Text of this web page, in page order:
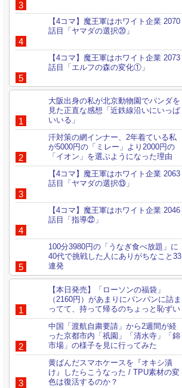
【4コマ】魔王軍はホワイト企業 2070
話目「ヤマダの選択⑳」
【4コマ】魔王軍はホワイト企業 2073
話目「エルフの森の変化①」
大阪出身の私が北京動物園でパンダを
見た正直な感想「近鉄線沿いにいっぱ
いいる」
汗対策の網インナー、2年着ている私
が5000円の「ミレー」より2000円の
「イオン」を選ぶようになった理由
【4コマ】魔王軍はホワイト企業 2063
話目「ヤマダの選択⑬」
【4コマ】魔王軍はホワイト企業 2046
話目「指導㉒」
100分3980円の「うなぎ食べ放題」に
40代で挑戦した人にありがちなこと33
連発
【本日発売】「ローソンの福袋」
（2160円）があまりにパンパンに詰ま
ってて、持って帰るのちょっと恥ずい
中国「渡航自粛要請」から2週間が経
った京都市内「祇園」「清水寺」「錦
市場」の様子を見に行ってみた
黄ばんだスマホケースを『オキシ漬
け』したらこうなった / TPU素材の変
色は復活するのか？